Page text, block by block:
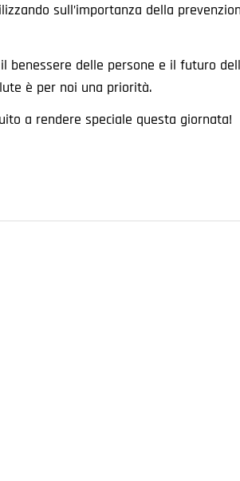
sull’importanza della
benessere delle persone e il futuro
è per noi una priorità.
a rendere speciale questa giornata!